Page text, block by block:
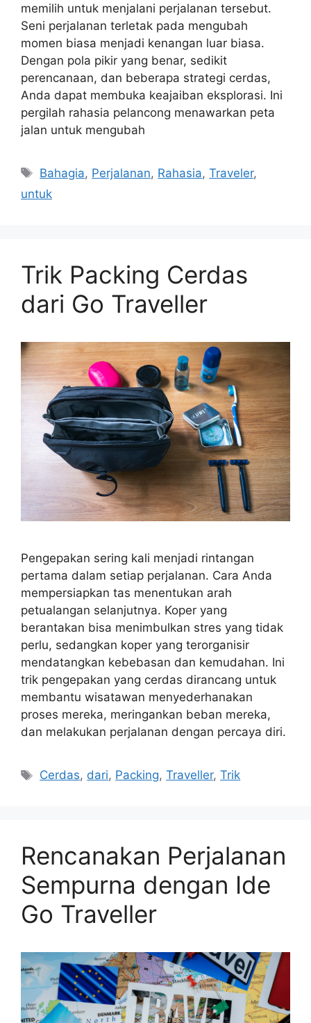
memilih untuk menjalani perjalanan tersebut.
Seni perjalanan terletak pada mengubah
momen biasa menjadi kenangan luar biasa.
Dengan pola pikir yang benar, sedikit
perencanaan, dan beberapa strategi cerdas,
Anda dapat membuka keajaiban eksplorasi. Ini
pergilah rahasia pelancong menawarkan peta
jalan untuk mengubah
Tags
Bahagia, Perjalanan, Rahasia,Traveler,
untuk
Trik Packing Cerdas
dari Go Traveller
Pengepakan sering kali menjadi rintangan
pertama dalam setiap perjalanan. Cara Anda
mempersiapkan tas menentukan arah
petualangan selanjutnya. Koper yang
berantakan bisa menimbulkan stres yang tidak
perlu, sedangkan koper yang terorganisir
mendatangkan kebebasan dan kemudahan. Ini
trik pengepakan yang cerdas dirancang untuk
membantu wisatawan menyederhanakan
proses mereka, meringankan beban mereka,
dan melakukan perjalanan dengan percaya diri.
Tags
Cerdas, dari, Packing,Traveller,Trik
Rencanakan Perjalanan
Sempurna dengan Ide
Go Traveller